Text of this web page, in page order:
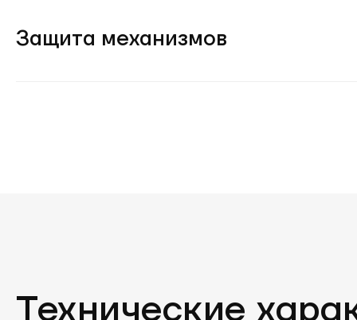
Защита механизмов
Технические